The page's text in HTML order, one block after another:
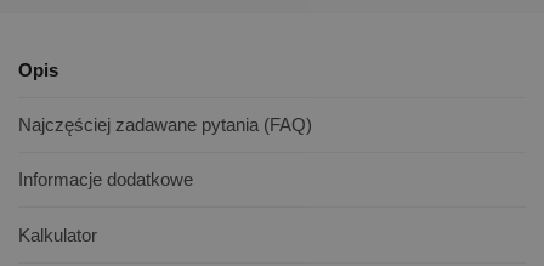
Opis
Najczęściej zadawane pytania (FAQ)
Informacje dodatkowe
Kalkulator